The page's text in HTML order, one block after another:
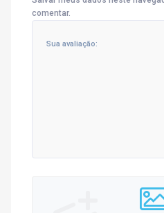
comentar.